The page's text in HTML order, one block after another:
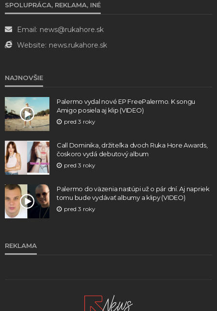
SPOLUPRÁCA, REKLAMA, INÉ
Email: news@rukahore.sk
Website: news.rukahore.sk
NAJNOVŠIE
Palermo vydal nové EP FreePalermo. K songu
Amigo posiela aj klip (VIDEO)
pred 3 roky
Call Dominika, držiteľka dvoch Ruka Hore Awards,
čoskoro vydá debutový album
pred 3 roky
Palermo do väzenia nastúpi už o pár dní. Aj napriek
tomu bude vydávať albumy a klipy (VIDEO)
pred 3 roky
REKLAMA